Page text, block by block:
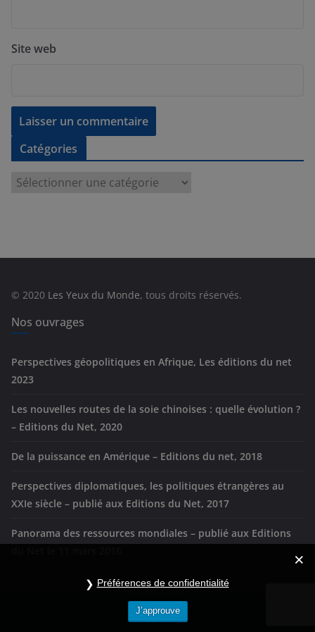
Site web
Catégories
e
s
© 2020 Les Yeux du Monde, tous droits réservés.
Nos ouvrages
Perspectives géopolitiques en Afrique, Les éditions du net
2023
Les nouvelles routes de la soie chinoises : quelle évolution ?
– Editions du Net, 2020
De la puissance en Amérique – Editions du net, 2018
Perspectives diplomatiques, les politiques étrangères au
XXIe siècle – publié aux Editions du Net, 2017
Panorama des ressources mondiales – publié aux Editions
Préférences de confidentialité
J’approuve